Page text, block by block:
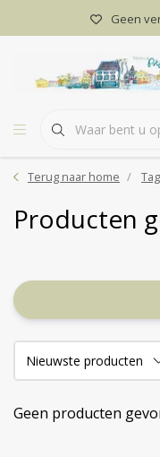
Geen
Terug naar home
Producten
Geen producten